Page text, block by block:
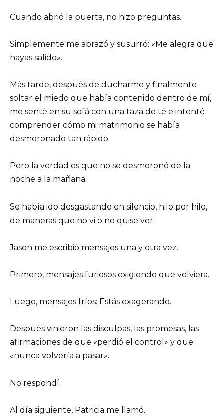
Cuando abrió la puerta, no hizo preguntas.
Simplemente me abrazó y susurró: «Me alegra que
hayas salido».
Más tarde, después de ducharme y finalmente
soltar el miedo que había contenido dentro de mí,
me senté en su sofá con una taza de té e intenté
comprender cómo mi matrimonio se había
desmoronado tan rápido.
Pero la verdad es que no se desmoronó de la
noche a la mañana.
Se había ido desgastando en silencio, hilo por hilo,
de maneras que no vi o no quise ver.
Jason me escribió mensajes una y otra vez.
Primero, mensajes furiosos exigiendo que volviera.
Luego, mensajes fríos: Estás exagerando.
Después vinieron las disculpas, las promesas, las
afirmaciones de que «perdió el control» y que
«nunca volvería a pasar».
No respondí.
Al día siguiente, Patricia me llamó.